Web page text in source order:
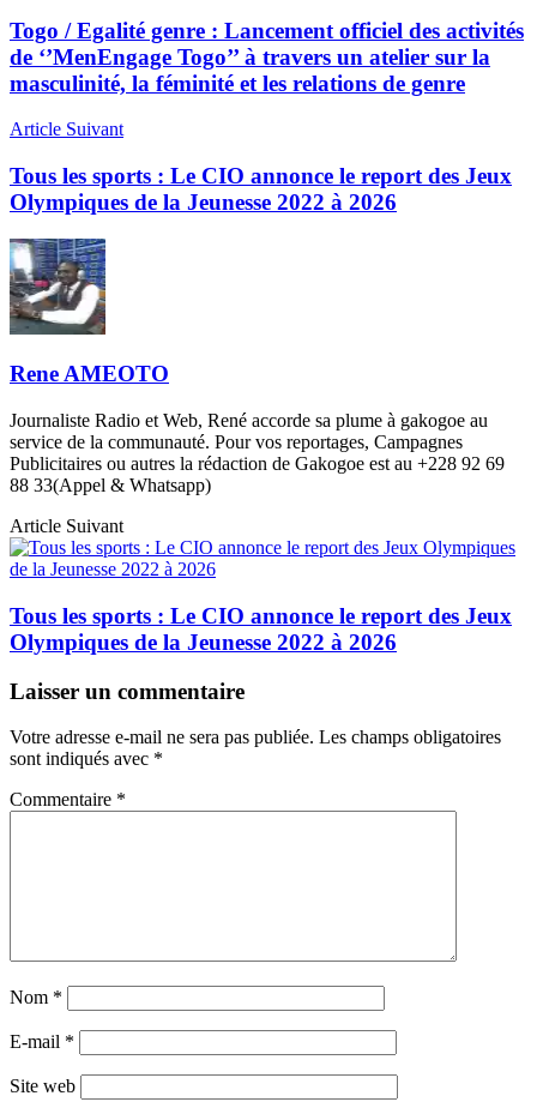
Togo / Egalité genre : Lancement officiel des activités
de ‘’MenEngage Togo’’ à travers un atelier sur la
masculinité, la féminité et les relations de genre
Article Suivant
Tous les sports : Le CIO annonce le report des Jeux
Olympiques de la Jeunesse 2022 à 2026
Rene AMEOTO
Journaliste Radio et Web, René accorde sa plume à gakogoe au
service de la communauté. Pour vos reportages, Campagnes
Publicitaires ou autres la rédaction de Gakogoe est au +228 92 69
88 33(Appel & Whatsapp)
Article Suivant
Tous les sports : Le CIO annonce le report des Jeux
Olympiques de la Jeunesse 2022 à 2026
Laisser un commentaire
Votre adresse e-mail ne sera pas publiée. Les champs obligatoires
sont indiqués avec *
Commentaire *
Nom *
E-mail *
Site web